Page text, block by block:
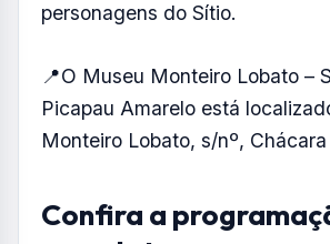
personagens do Sítio.
📍O Museu Monteiro Lobato –
Picapau Amarelo está
Monteiro Lobato, s/nº,
Confira a